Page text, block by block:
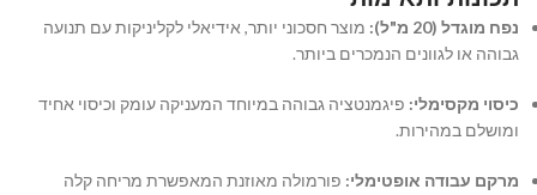
נפח מוגדל (20 מ"ל):
מוצר חסכוני יותר, אידיאלי לקליניקות עם תנועה
גבוהה או לגוונים הנמכרים ביותר.
כיסוי מקסימלי: פיגמנטציה גבוהה במיוחד המעניקה עומק וכיסוי אחיד
ומושלם במהירות.
מרקם עבודה אופטימלי: פורמולה מאוזנת המאפשרת מריחה קלה